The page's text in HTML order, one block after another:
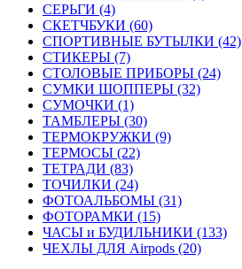
СЕРЬГИ (4)
СКЕТЧБУКИ (60)
СПОРТИВНЫЕ БУТЫЛКИ (42)
СТИКЕРЫ (7)
СТОЛОВЫЕ ПРИБОРЫ (24)
СУМКИ ШОППЕРЫ (32)
СУМОЧКИ (1)
ТАМБЛЕРЫ (30)
ТЕРМОКРУЖКИ (9)
ТЕРМОСЫ (22)
ТЕТРАДИ (83)
ТОЧИЛКИ (24)
ФОТОАЛЬБОМЫ (31)
ФОТОРАМКИ (15)
ЧАСЫ и БУДИЛЬНИКИ (133)
ЧЕХЛЫ ДЛЯ Airpods (20)